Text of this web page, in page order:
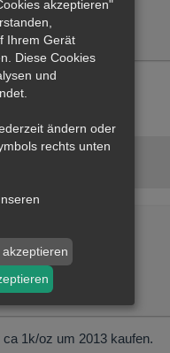
1k/oz um 2013 kaufen.
akzeptieren"
Ihrem Gerät
Diese Cookies
und
ändern oder
rechts unten